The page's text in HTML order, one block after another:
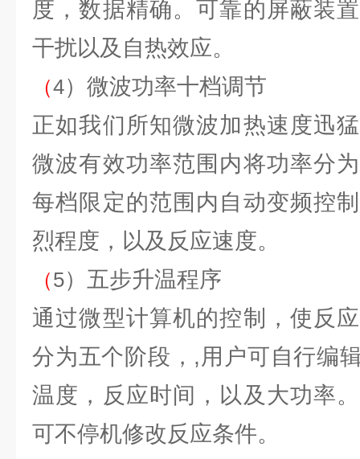
度，数据精确。可靠的屏蔽装
干扰以及自热效应。
（4）微波功率十档调节
正如我们所知微波加热速度迅
微波有效功率范围内将功率分
每档限定的范围内自动变频控
烈程度，以及反应速度。
（5）五步升温程序
通过微型计算机的控制，使反
分为五个阶段，,用户可自行编
温度，反应时间，以及大功率
可不停机修改反应条件。